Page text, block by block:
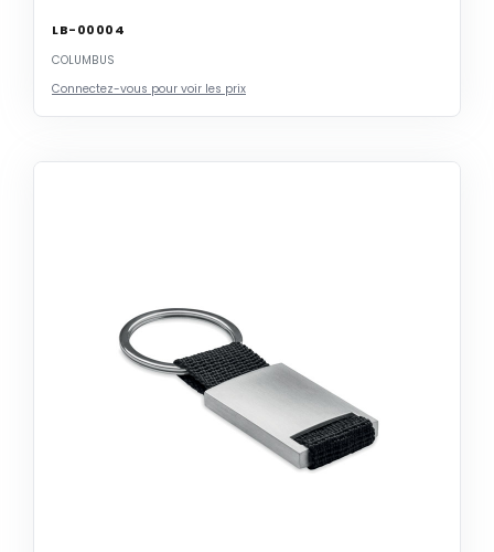
LB-00004
COLUMBUS
Connectez-vous pour voir les prix